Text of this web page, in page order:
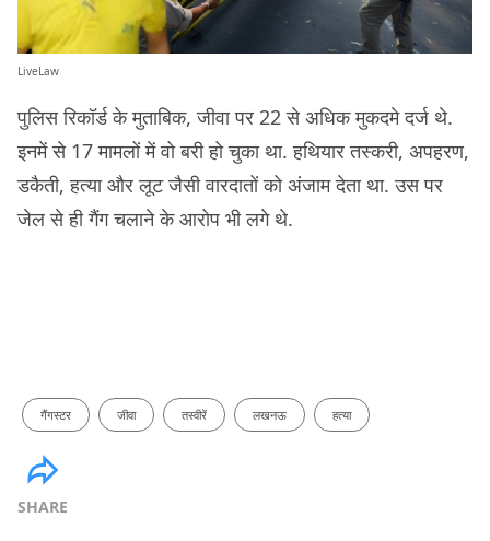
LiveLaw
पुलिस रिकॉर्ड के मुताबिक, जीवा पर 22 से अधिक मुकदमे दर्ज थे.
इनमें से 17 मामलों में वो बरी हो चुका था. हथियार तस्करी, अपहरण,
डकैती, हत्या और लूट जैसी वारदातों को अंजाम देता था. उस पर
जेल से ही गैंग चलाने के आरोप भी लगे थे.
गैंगस्टर जीवा तस्वीरें लखनऊ हत्या
SHARE